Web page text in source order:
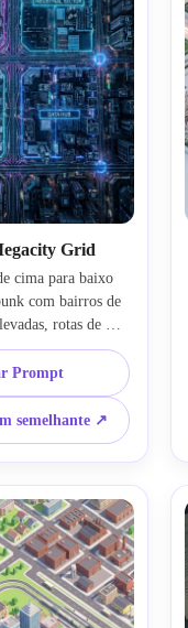
Grid
cima para baixo
com bairros de
rotas de
níveis,
de arranha-céus,
sobreposições
texturas
paleta elétrica azul
em
dramático de
uma
como um mapa.
Prompt
semelhante ↗